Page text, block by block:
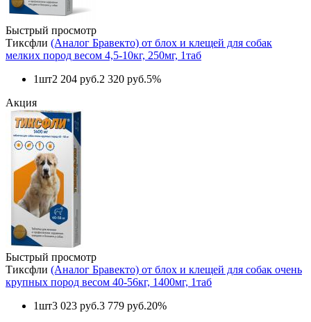
Быстрый просмотр
Тиксфли (Аналог Бравекто) от блох и клещей для собак
мелких пород весом 4,5-10кг, 250мг, 1таб
1шт2 204 руб.2 320 руб.5%
Акция
Быстрый просмотр
Тиксфли (Аналог Бравекто) от блох и клещей для собак очень
крупных пород весом 40-56кг, 1400мг, 1таб
1шт3 023 руб.3 779 руб.20%